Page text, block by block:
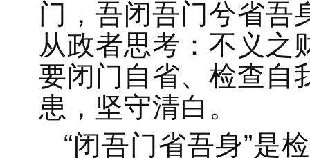
门，吾闭吾门兮省吾
从政者思考：不义之
要闭门自省、检查自
患，坚守清白。
“闭吾门省吾身”是